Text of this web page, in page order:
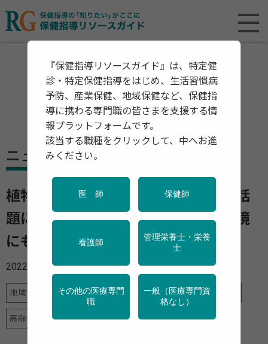
ニュース
植物肉や大豆ミートは健康に良いと話
題に 日本でも急成長 植物肉は環境
にもやさしい
2022年08月22日
地域保健 女性の健康 栄養 特定保健指導 産業保健
高齢者
『保健指導リソースガイド』は、特定健
診・特定保健指導をはじめ、生活習慣病
予防、産業保健、地域保健など、保健指
導に携わる専門職の皆さまを支援する情
報プラットフォームです。
該当する職種をクリックして、中へお進
みください。
医 師 保健師
看護師
管理栄養士・栄養
士
その他の医療専門
職
一般（医療専門資
格なし）